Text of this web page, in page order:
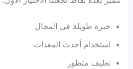
خبرة طويلة في المجال
استخدام أحدث المعدات
تغليف متطور